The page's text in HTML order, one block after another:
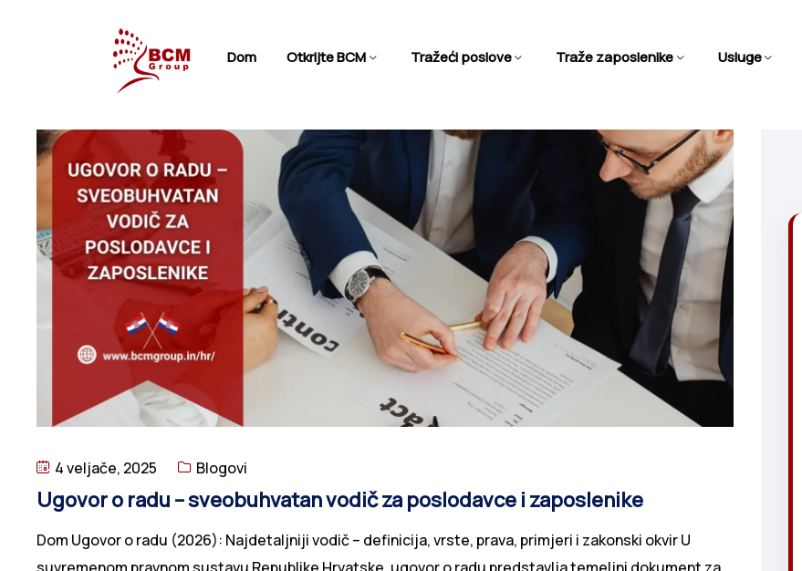
Dom Otkrijte BCM Tražeći poslove Traže zaposlenike Usluge
4 veljače, 2025 Blogovi
Ugovor o radu – sveobuhvatan vodič za poslodavce i zaposlenike
Dom Ugovor o radu (2026): Najdetaljniji vodič – definicija, vrste, prava, primjeri i zakonski okvir U
suvremenom pravnom sustavu Republike Hrvatske, ugovor o radu predstavlja temeljni dokument
Naziv tvrtke
E-mail
Kontaktni broj